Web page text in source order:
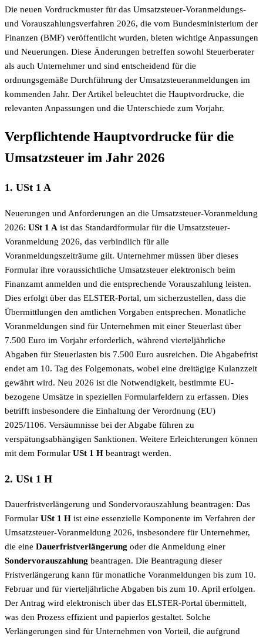
Die neuen Vordruckmuster für das Umsatzsteuer-Voranmeldungs-
und Vorauszahlungsverfahren 2026, die vom Bundesministerium der
Finanzen (BMF) veröffentlicht wurden, bieten wichtige Anpassungen
und Neuerungen. Diese Änderungen betreffen sowohl Steuerberater
als auch Unternehmer und sind entscheidend für die
ordnungsgemäße Durchführung der Umsatzsteueranmeldungen im
kommenden Jahr. Der Artikel beleuchtet die Hauptvordrucke, die
relevanten Anpassungen und die Unterschiede zum Vorjahr.
Verpflichtende Hauptvordrucke für die
Umsatzsteuer im Jahr 2026
1. USt 1 A
Neuerungen und Anforderungen an die Umsatzsteuer-Voranmeldung
2026: USt 1 A ist das Standardformular für die Umsatzsteuer-
Voranmeldung 2026, das verbindlich für alle
Voranmeldungszeiträume gilt. Unternehmer müssen über dieses
Formular ihre voraussichtliche Umsatzsteuer elektronisch beim
Finanzamt anmelden und die entsprechende Vorauszahlung leisten.
Dies erfolgt über das ELSTER-Portal, um sicherzustellen, dass die
Übermittlungen den amtlichen Vorgaben entsprechen. Monatliche
Voranmeldungen sind für Unternehmen mit einer Steuerlast über
7.500 Euro im Vorjahr erforderlich, während vierteljährliche
Abgaben für Steuerlasten bis 7.500 Euro ausreichen. Die Abgabefrist
endet am 10. Tag des Folgemonats, wobei eine dreitägige Kulanzzeit
gewährt wird. Neu 2026 ist die Notwendigkeit, bestimmte EU-
bezogene Umsätze in speziellen Formularfeldern zu erfassen. Dies
betrifft insbesondere die Einhaltung der Verordnung (EU)
2025/1106. Versäumnisse bei der Abgabe führen zu
verspätungsabhängigen Sanktionen. Weitere Erleichterungen können
mit dem Formular USt 1 H beantragt werden.
2. USt 1 H
Dauerfristverlängerung und Sondervorauszahlung beantragen: Das
Formular USt 1 H ist eine essenzielle Komponente im Verfahren der
Umsatzsteuer-Voranmeldung 2026, insbesondere für Unternehmer,
die eine Dauerfristverlängerung oder die Anmeldung einer
Sondervorauszahlung beantragen. Die Beantragung dieser
Fristverlängerung kann für monatliche Voranmeldungen bis zum 10.
Februar und für vierteljährliche Abgaben bis zum 10. April erfolgen.
Der Antrag wird elektronisch über das ELSTER-Portal übermittelt,
was den Prozess effizient und papierlos gestaltet. Solche
Verlängerungen sind für Unternehmen von Vorteil, die aufgrund